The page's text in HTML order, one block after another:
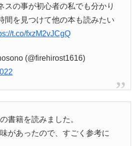
スの事が初心者の私でも分かり
間を見つけて他の本も読みたい
t.co/fxzM2vJCgQ
(@firehirost1616)
書籍を読みました。
があったので、すごく参考に